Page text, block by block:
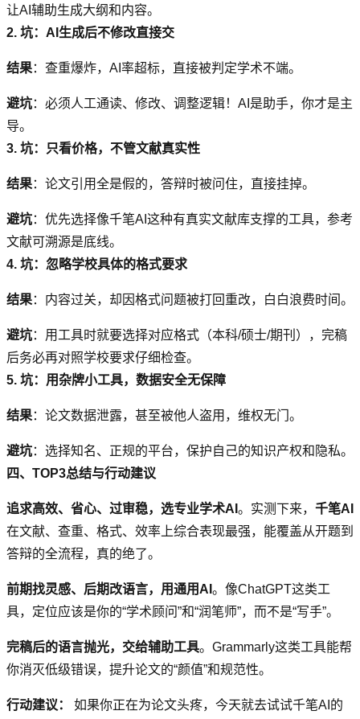
让AI辅助生成大纲和内容。
2. 坑：AI生成后不修改直接交
结果：查重爆炸，AI率超标，直接被判定学术不端。
避坑：必须人工通读、修改、调整逻辑！AI是助手，你才是主
导。
3. 坑：只看价格，不管文献真实性
结果：论文引用全是假的，答辩时被问住，直接挂掉。
避坑：优先选择像千笔AI这种有真实文献库支撑的工具，参考
文献可溯源是底线。
4. 坑：忽略学校具体的格式要求
结果：内容过关，却因格式问题被打回重改，白白浪费时间。
避坑：用工具时就要选择对应格式（本科/硕士/期刊），完稿
后务必再对照学校要求仔细检查。
5. 坑：用杂牌小工具，数据安全无保障
结果：论文数据泄露，甚至被他人盗用，维权无门。
避坑：选择知名、正规的平台，保护自己的知识产权和隐私。
四、TOP3总结与行动建议
追求高效、省心、过审稳，选专业学术AI 。实测下来， 千笔AI
在文献、查重、格式、效率上综合表现最强，能覆盖从开题到
答辩的全流程，真的绝了。
前期找灵感、后期改语言，用通用AI 。像ChatGPT这类工
具，定位应该是你的“学术顾问”和“润笔师”，而不是“写手”。
完稿后的语言抛光，交给辅助工具。Grammarly这类工具能帮
你消灭低级错误，提升论文的“颜值”和规范性。
行动建议：
如果你正在为论文头疼，今天就去试试千笔AI的